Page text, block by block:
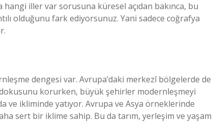
hangi iller var sorusuna küresel açıdan bakınca, bu
olduğunu fark ediyorsunuz. Yani sadece coğrafya
dengesi var. Avrupa’daki merkezî bölgelerde de
korurken, büyük şehirler modernleşmeyi
ve ikliminde yatıyor. Avrupa ve Asya örneklerinde
sert bir iklime sahip. Bu da tarım, yerleşim ve yaşam